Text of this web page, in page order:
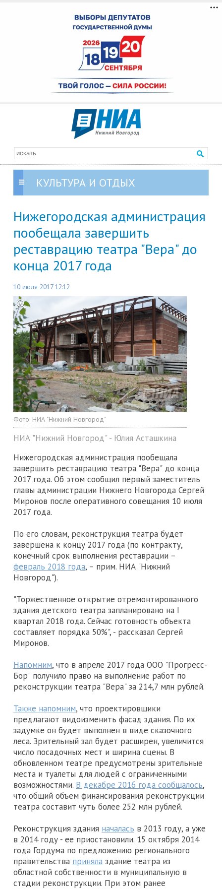
КУЛЬТУРА И ОТДЫХ
Нижегородская администрация
пообещала завершить
реставрацию театра "Вера" до
конца 2017 года
10 июля 2017 12:12
Фото: НИА "Нижний Новгород"
НИА "Нижний Новгород" - Юлия Асташкина
Нижегородская администрация пообещала
завершить реставрацию театра "Вера" до конца
2017 года. Об этом сообщил первый заместитель
главы администрации Нижнего Новгорода Сергей
Миронов после оперативного совещания 10 июля
2017 года.
По его словам, реконструкция театра будет
завершена к концу 2017 года (по контракту,
конечный срок выполнения реставрации –
февраль 2018 года, – прим. НИА "Нижний
Новгород").
"Торжественное открытие отремонтированного
здания детского театра запланировано на I
квартал 2018 года. Сейчас готовность объекта
составляет порядка 50%", - рассказал Сергей
Миронов.
Напомним, что в апреле 2017 года ООО "Прогресс-
Бор" получило право на выполнение работ по
реконструкции театра "Вера" за 214,7 млн рублей.
Также напомним, что проектировщики
предлагают видоизменить фасад здания. По их
задумке он будет выполнен в виде сказочного
леса. Зрительный зал будет расширен, увеличится
число посадочных мест и ширина сцены. В
обновленном театре предусмотрены зрительные
места и туалеты для людей с ограниченными
возможностями. В декабре 2016 года сообщалось,
что общий объем финансирования реконструкции
театра составит чуть более 252 млн рублей.
Реконструкция здания началась в 2013 году, а уже
в 2014 году - ее приостановили. 15 октября 2014
года Гордума по предложению регионального
правительства приняла здание театра из
областной собственности в муниципальную в
стадии реконструкции. При этом ранее